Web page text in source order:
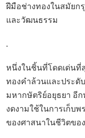
ฝีมือช่างทองในสมัยก
และวัฒนธรรม
.
หนึ่งในชิ้นที่โดดเด่นที่
ทองคำล้วนและประดั
มหากษัตริย์อยุธยา อี
งดงามใช้ในการเก็บ
ของศาสนาในชีวิตขอ